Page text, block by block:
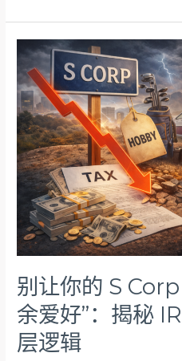
别让你的 S
余爱好”：揭秘
层逻辑
别
你
的
S
Corp
变
成
的
业
余
爱
好”：
揭
IRS